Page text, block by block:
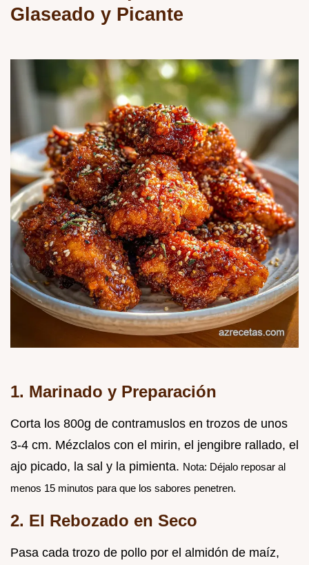
Glaseado y Picante
1. Marinado y Preparación
Corta los 800g de contramuslos en trozos de unos
3-4 cm. Mézclalos con el mirin, el jengibre rallado, el
ajo picado, la sal y la pimienta. Nota: Déjalo reposar al
menos 15 minutos para que los sabores penetren.
2. El Rebozado en Seco
Pasa cada trozo de pollo por el almidón de maíz,